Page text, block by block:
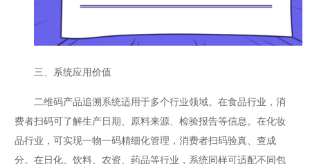
三、系统应用价值
二维码产品追溯系统适用于多个行业领域。在食品行业，消
费者扫码可了解生产日期、原料来源、检验报告等信息。在化妆
品行业，可实现一物一码精细化管理，消费者扫码验真、查成
分。在日化、饮料、农资、药品等行业，系统同样可适配不同包